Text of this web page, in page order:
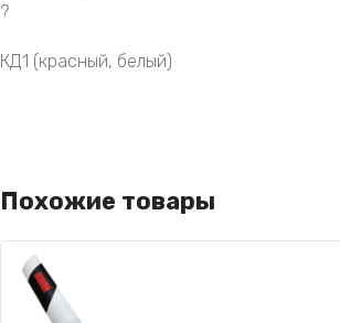
?
КД1 (красный, белый)
Похожие товары